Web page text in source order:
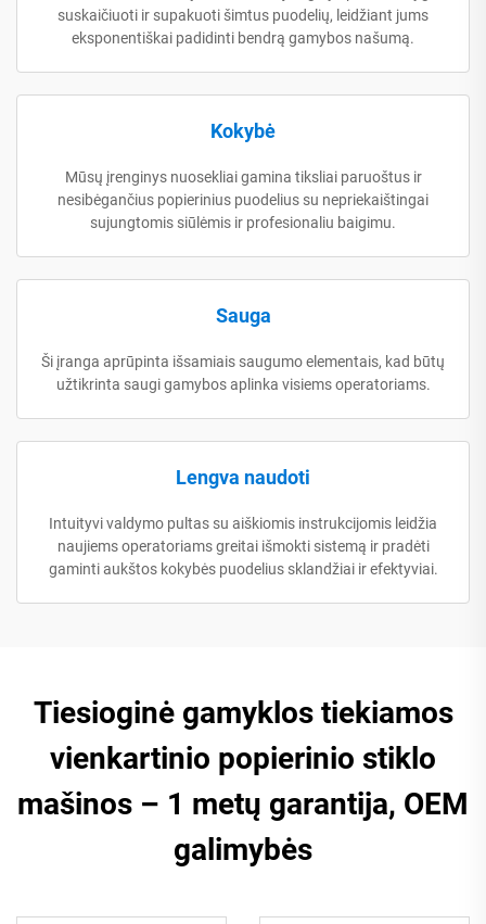
suskaičiuoti ir supakuoti šimtus puodelių, leidžiant jums
eksponentiškai padidinti bendrą gamybos našumą.
Kokybė
Mūsų įrenginys nuosekliai gamina tiksliai paruoštus ir
nesibėgančius popierinius puodelius su nepriekaištingai
sujungtomis siūlėmis ir profesionaliu baigimu.
Sauga
Ši įranga aprūpinta išsamiais saugumo elementais, kad būtų
užtikrinta saugi gamybos aplinka visiems operatoriams.
Lengva naudoti
Intuityvi valdymo pultas su aiškiomis instrukcijomis leidžia
naujiems operatoriams greitai išmokti sistemą ir pradėti
gaminti aukštos kokybės puodelius sklandžiai ir efektyviai.
Tiesioginė gamyklos tiekiamos
vienkartinio popierinio stiklo
mašinos – 1 metų garantija, OEM
galimybės​